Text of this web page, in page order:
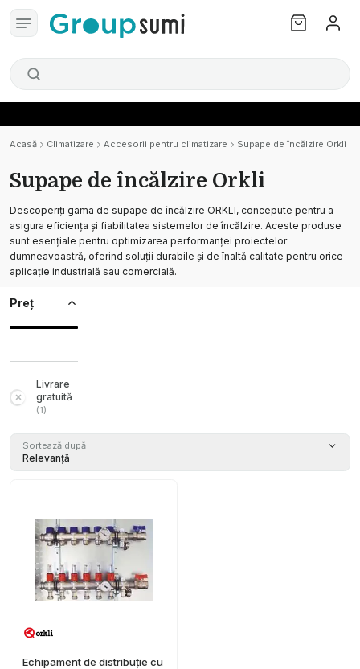
Acasă Climatizare Accesorii pentru climatizare Supape de încălzire Orkli
Supape de încălzire Orkli
Descoperiți gama de supape de încălzire ORKLI, concepute pentru a
asigura eficiența și fiabilitatea sistemelor de încălzire. Aceste produse
sunt esențiale pentru optimizarea performanței proiectelor
dumneavoastră, oferind soluții durabile și de înaltă calitate pentru orice
aplicație industrială sau comercială.
Preț
Livrare
gratuită
(1)
Sortează după
Relevanță
Echipament de distribuție cu